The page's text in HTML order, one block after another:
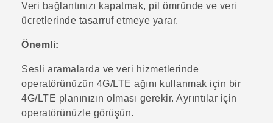
Veri bağlantınızı kapatmak, pil ömründe ve veri
ücretlerinde tasarruf etmeye yarar.
Önemli:
Sesli aramalarda ve veri hizmetlerinde
operatörünüzün 4G/LTE ağını kullanmak için bir
4G‍/LTE planınızın olması gerekir. Ayrıntılar için
operatörünüzle görüşün.